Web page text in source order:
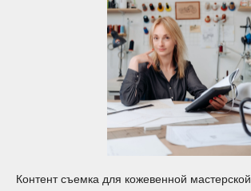
Контент съемка для кожевенной мастерской